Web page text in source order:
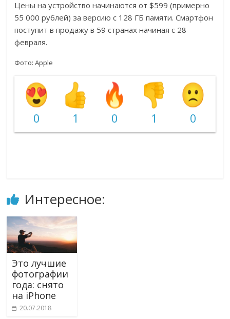
Цены на устройство начинаются от $599 (примерно
55 000 рублей) за версию с 128 ГБ памяти. Смартфон
поступит в продажу в 59 странах начиная с 28
февраля.
Фото: Apple
0 1 0 1 0
Интересное:
Это лучшие
фотографии
года: снято
на iPhone
20.07.2018